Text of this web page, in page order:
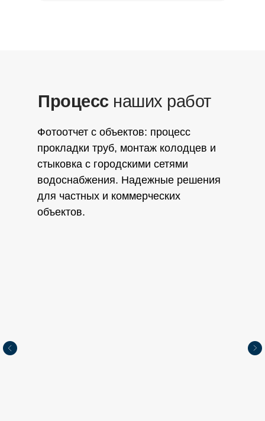
Процесснаших работ
Фотоотчет с объектов: процесс
прокладки труб, монтаж колодцев и
стыковка с городскими сетями
водоснабжения. Надежные решения
для частных и коммерческих
объектов.